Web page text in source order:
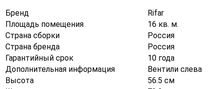
Бренд
Rifar
Площадь помещения
16 кв. м.
Страна сборки
Россия
Страна бренда
Россия
Гарантийный срок
10 года
Дополнительная информация
Вентили слева
Высота
56.5 см